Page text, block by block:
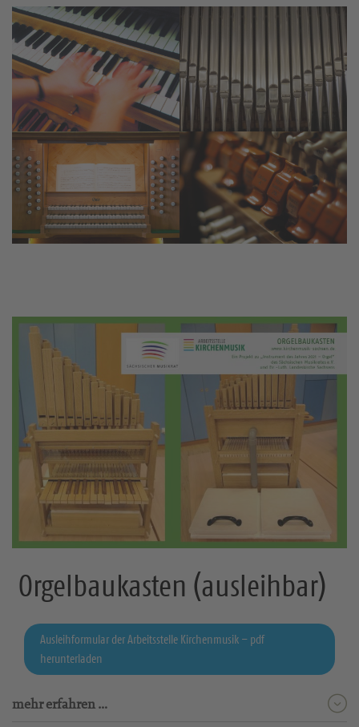
Orgelbaukasten (ausleihbar)
Ausleihformular der Arbeitsstelle Kirchenmusik – pdf
herunterladen
mehr erfahren …